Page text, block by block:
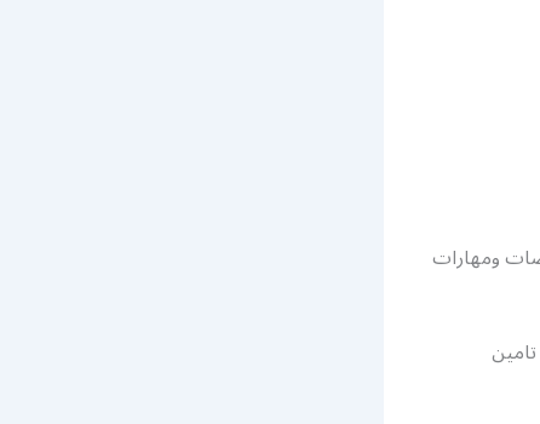
ومهارات